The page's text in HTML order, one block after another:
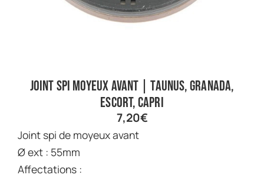
Joint spi moyeux avant | Taunus, Granada,
Escort, Capri
7,20€
Joint spi de moyeux avant
Ø ext : 55mm
Affectations :